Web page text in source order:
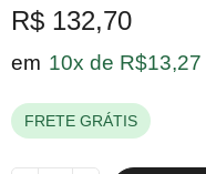
R$ 132,70
em 10x de
FRETE GRÁTIS